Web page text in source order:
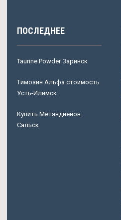
ПОСЛЕДНЕЕ
Taurine Powder Заринск
Tимозин Альфа стоимость
Усть-Илимск
Купить Метандиенон
Сальск